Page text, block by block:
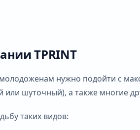
TPRINT
нужно подойти с
шуточный), а также многие
таких видов: